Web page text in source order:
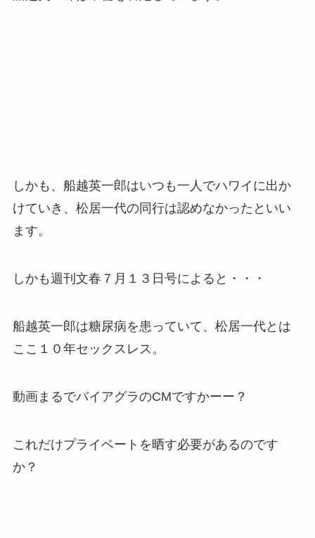
しかも、船越英一郎はいつも一人でハワイに出か
けていき、松居一代の同行は認めなかったといい
ます。
しかも週刊文春７月１３日号によると・・・
船越英一郎は糖尿病を患っていて、松居一代とは
ここ１０年セックスレス。
動画まるでバイアグラのCMですかーー？
これだけプライベートを晒す必要があるのです
か？